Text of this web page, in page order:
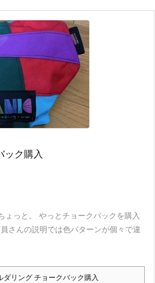
ック購入
ょっと。 やっとチョークバックを購入
さんの説明では色パターンが個々で違
リング チョークバック購入